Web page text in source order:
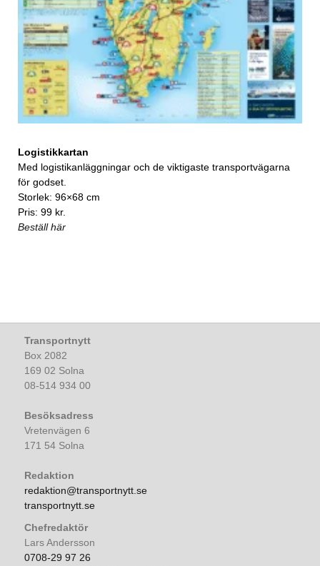
Logistikkartan
Med logistikanläggningar och de viktigaste transportvägarna
för godset.
Storlek: 96×68 cm
Pris: 99 kr.
Beställ här
Transportnytt
Box 2082
169 02 Solna
08-514 934 00
Besöksadress
Vretenvägen 6
171 54 Solna
Redaktion
redaktion@transportnytt.se
transportnytt.se
Chefredaktör
Lars Andersson
0708-29 97 26